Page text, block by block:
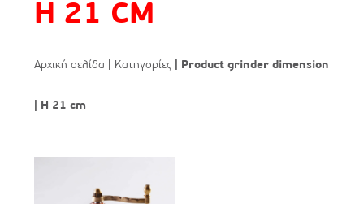
H 21 CM
Αρχική σελίδα Κατηγορίες | Product grinder dimension
| H 21 cm